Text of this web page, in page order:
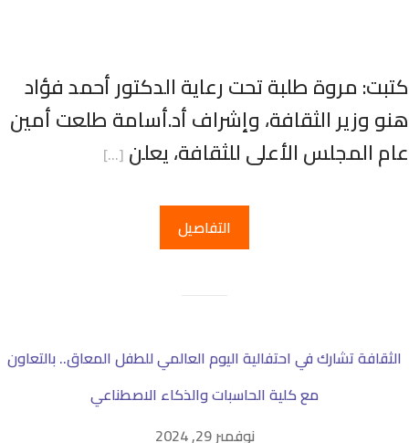
مروة طلبة تحت رعاية الدكتور أحمد فؤاد
وزير الثقافة، وإشراف أد.أسامة طلعت أمين
المجلس الأعلى للثقافة، يعلن […]
التفاصيل
الثقافة تشارك في احتفالية اليوم العالمي للطفل المعاق.. بالتعاون
مع كلية الحاسبات والذكاء الاصطناعي
نوفمبر 29, 2024